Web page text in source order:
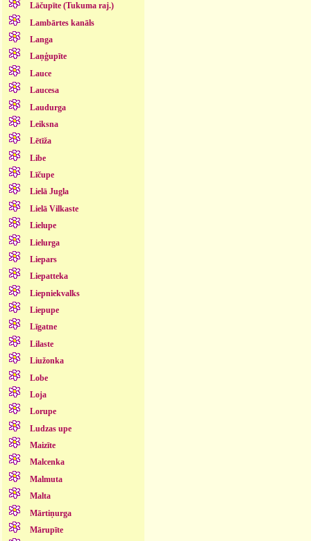
Lāčupīte (Tukuma raj.)
Lambārtes kanāls
Langa
Laņģupīte
Lauce
Laucesa
Laudurga
Leiksna
Lētīža
Libe
Līčupe
Lielā Jugla
Lielā Vilkaste
Lielupe
Lielurga
Liepars
Liepatteka
Liepniekvalks
Liepupe
Līgatne
Lilaste
Liužonka
Lobe
Loja
Lorupe
Ludzas upe
Maizīte
Malcenka
Malmuta
Malta
Mārtiņurga
Mārupīte